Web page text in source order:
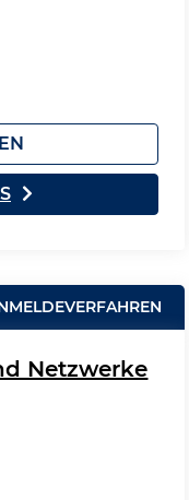
Netzwerke